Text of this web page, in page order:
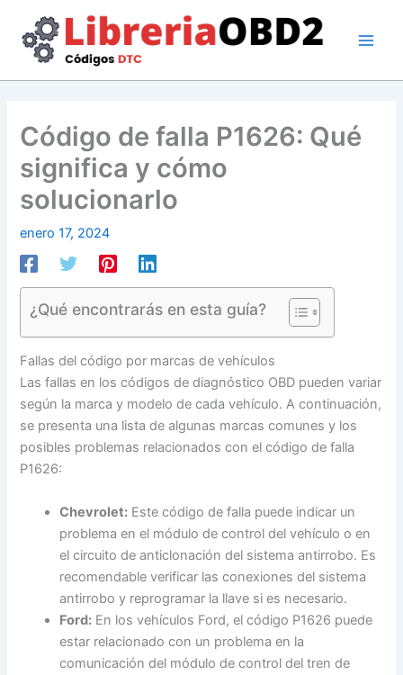
contenido
Código de falla P1626: Qué
significa y cómo
solucionarlo
enero 17, 2024
¿Qué encontrarás en esta guía?
Fallas del código por marcas de vehículos
Las fallas en los códigos de diagnóstico OBD pueden variar
según la marca y modelo de cada vehículo. A continuación,
se presenta una lista de algunas marcas comunes y los
posibles problemas relacionados con el código de falla
P1626:
Chevrolet: Este código de falla puede indicar un
problema en el módulo de control del vehículo o en
el circuito de anticlonación del sistema antirrobo. Es
recomendable verificar las conexiones del sistema
antirrobo y reprogramar la llave si es necesario.
Ford: En los vehículos Ford, el código P1626 puede
estar relacionado con un problema en la
comunicación del módulo de control del tren de